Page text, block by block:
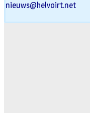
nieuws@helvoirt.net